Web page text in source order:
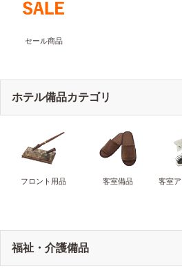
セール商品
ホテル備品カテゴリ
フロント用品 客室備品
客室
福祉・介護備品